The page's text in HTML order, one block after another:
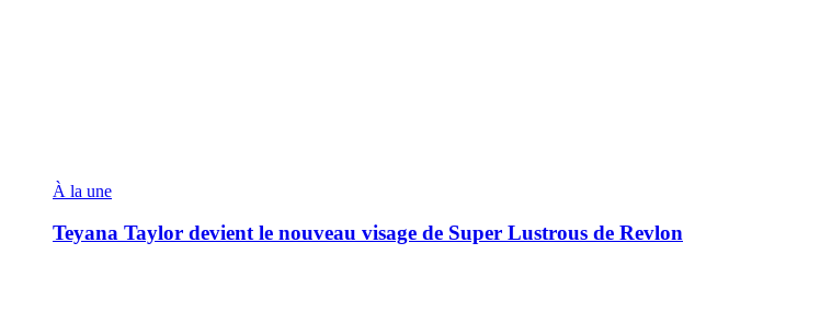
À la une
Teyana Taylor devient le nouveau visage de Super Lustrous de Revlon